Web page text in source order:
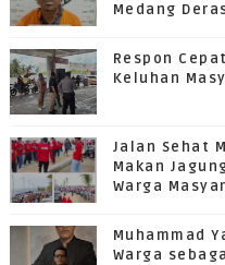
Medang
Respon
Keluhan
Jalan Sehat
Makan
Warga
Muhammad
Warga